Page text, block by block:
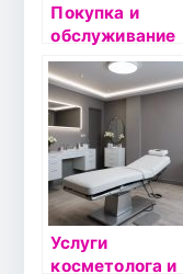
Покупка и
обслуживание
автомобилей:
велосипед
завтра
Услуги
косметолога и